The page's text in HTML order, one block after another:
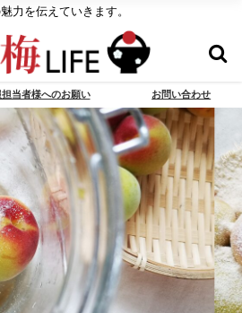
力を伝えていきます。
担当者様へのお願い お問い合わせ